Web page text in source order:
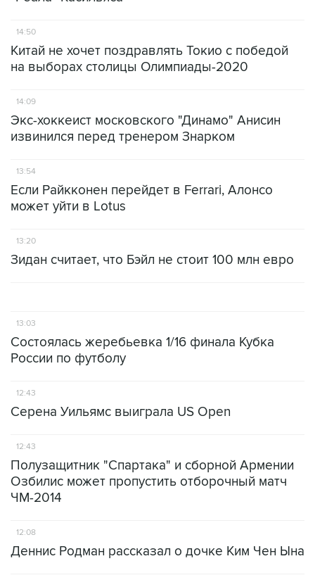
14:50
Китай не хочет поздравлять Токио с победой
на выборах столицы Олимпиады-2020
14:09
Экс-хоккеист московского "Динамо" Анисин
извинился перед тренером Знарком
13:54
Если Райкконен перейдет в Ferrari, Алонсо
может уйти в Lotus
13:20
Зидан считает, что Бэйл не стоит 100 млн евро
13:03
Состоялась жеребьевка 1/16 финала Кубка
России по футболу
12:43
Серена Уильямс выиграла US Open
12:43
Полузащитник "Спартака" и сборной Армении
Озбилис может пропустить отборочный матч
ЧМ-2014
12:08
Деннис Родман рассказал о дочке Ким Чен Ына